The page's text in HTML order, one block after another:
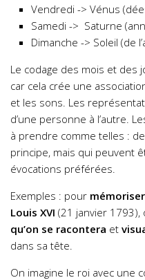
Vendredi -> Vénus
Samedi -> Saturne
Dimanche -> Soleil (de
Le codage des mois et des
car cela crée une
et les sons. Les
d’une personne à l’autre.
à prendre comme telles :
principe, mais qui peuvent
évocations préférées.
Exemples : pour
Louis XVI (21 janvier 1793),
qu’on se racontera et
dans sa tête.
On imagine le roi avec une